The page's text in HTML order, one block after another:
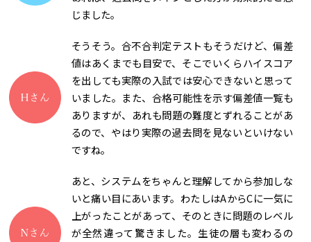
じました。
そうそう。合不合判定テストもそうだけど、偏差
値はあくまでも目安で、そこでいくらハイスコア
を出しても実際の入試では安心できないと思って
いました。また、合格可能性を示す偏差値一覧も
ありますが、あれも問題の難度とずれることがあ
るので、やはり実際の過去問を見ないといけない
ですね。
あと、システムをちゃんと理解してから参加しな
いと痛い目にあいます。わたしはAからCに一気に
上がったことがあって、そのときに問題のレベル
が全然違って驚きました。生徒の層も変わるの